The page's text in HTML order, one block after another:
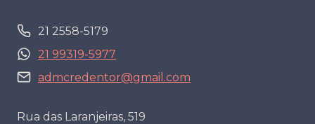
21 2558-5179
21 99319-5977
admcredentor@gmail.com
Rua das Laranjeiras, 519